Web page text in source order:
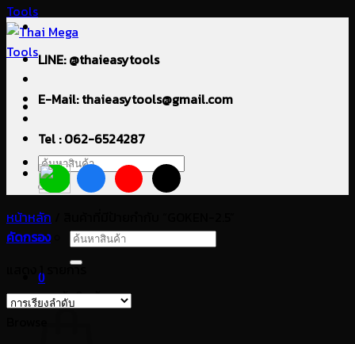
ค้นหา:
ค้นหา:
0
ตะกร้าสินค้า
LINE: @thaieasytools
E-Mail: thaieasytools@gmail.com
Tel : 062-6524287
หน้าหลัก
คัดกรอง
แสดง 1 รายการ